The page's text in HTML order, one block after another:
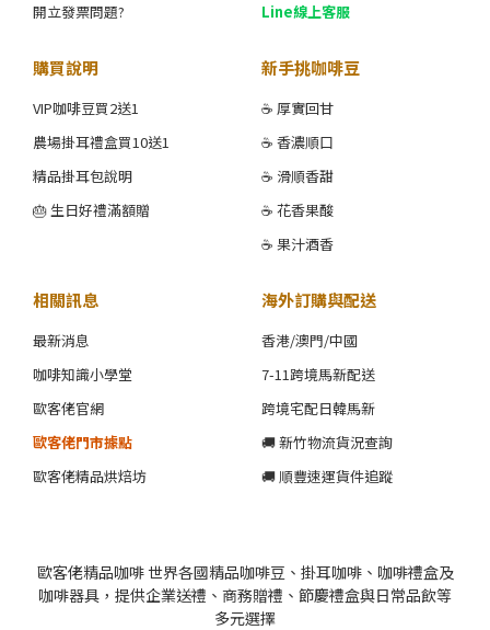
開立發票問題?
Line線上客服
購買說明
VIP咖啡豆買2送1
農場掛耳禮盒買10送1
精品掛耳包說明
🎂 生日好禮滿額贈
新手挑咖啡豆
☕ 厚實回甘
☕ 香濃順口
☕ 滑順香甜
☕ 花香果酸
☕ 果汁酒香
相關訊息
最新消息
咖啡知識小學堂
歐客佬官網
歐客佬門市據點
歐客佬精品烘焙坊
海外訂購與配送
香港/澳門/中國
7-11跨境馬新配送
跨境宅配日韓馬新
🚚 新竹物流貨況查詢
🚚 順豐速運貨件追蹤
歐客佬精品咖啡 世界各國精品咖啡豆、掛耳咖啡、咖啡禮盒及
咖啡器具，提供企業送禮、商務贈禮、節慶禮盒與日常品飲等
多元選擇